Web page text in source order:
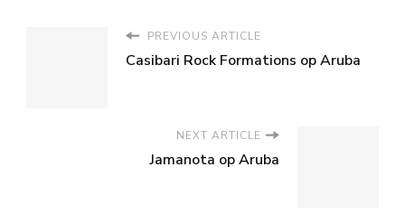
PREVIOUS ARTICLE
Casibari Rock Formations op Aruba
NEXT ARTICLE
Jamanota op Aruba